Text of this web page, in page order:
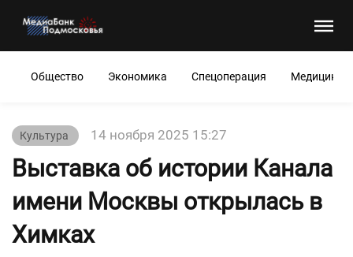
Общество Экономика Спецоперация Медицина
Культура 14 ноября 2025 15:27
Выставка об истории Канала
имени Москвы открылась в
Химках